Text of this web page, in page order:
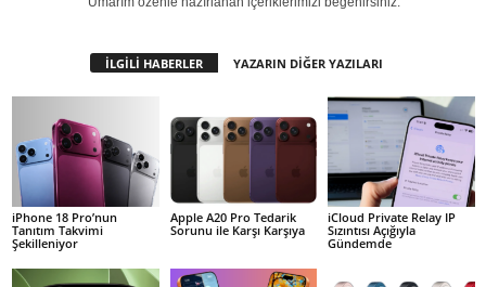
İLGİLİ HABERLER YAZARIN DİĞER YAZILARI
iPhone 18 Pro’nun
Tanıtım Takvimi
Şekilleniyor
Apple A20 Pro Tedarik
Sorunu ile Karşı Karşıya
iCloud Private Relay IP
Sızıntısı Açığıyla
Gündemde